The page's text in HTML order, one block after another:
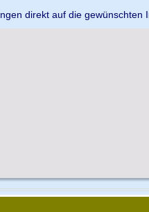
direkt auf die gewünschten